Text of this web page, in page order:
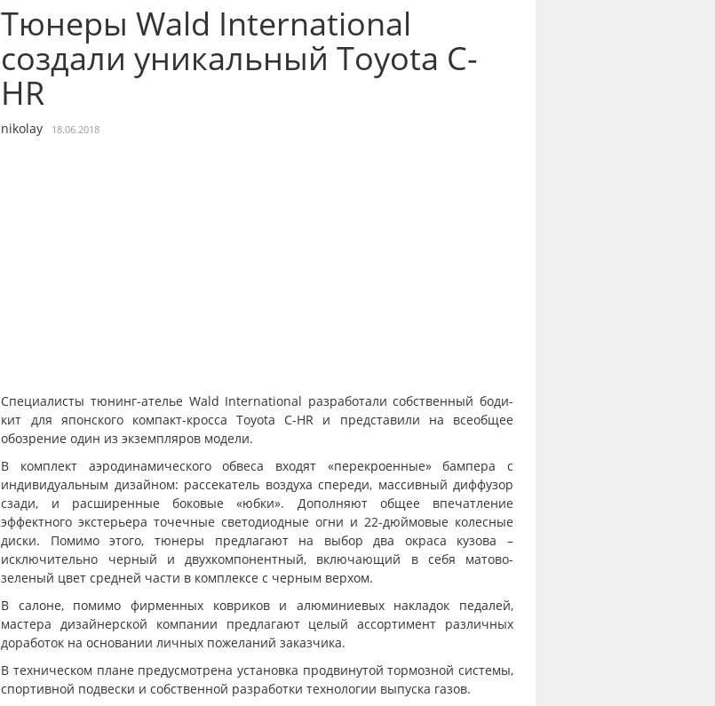
Тюнеры Wald International
создали уникальный Toyota C-
HR
nikolay 18.06.2018
Специалисты тюнинг-ателье Wald International разработали собственный боди-
кит для японского компакт-кросса Toyota C-HR и представили на всеобщее
обозрение один из экземпляров модели.
В комплект аэродинамического обвеса входят «перекроенные» бампера с
индивидуальным дизайном: рассекатель воздуха спереди, массивный диффузор
сзади, и расширенные боковые «юбки». Дополняют общее впечатление
эффектного экстерьера точечные светодиодные огни и 22-дюймовые колесные
диски. Помимо этого, тюнеры предлагают на выбор два окраса кузова –
исключительно черный и двухкомпонентный, включающий в себя матово-
зеленый цвет средней части в комплексе с черным верхом.
В салоне, помимо фирменных ковриков и алюминиевых накладок педалей,
мастера дизайнерской компании предлагают целый ассортимент различных
доработок на основании личных пожеланий заказчика.
В техническом плане предусмотрена установка продвинутой тормозной системы,
спортивной подвески и собственной разработки технологии выпуска газов.